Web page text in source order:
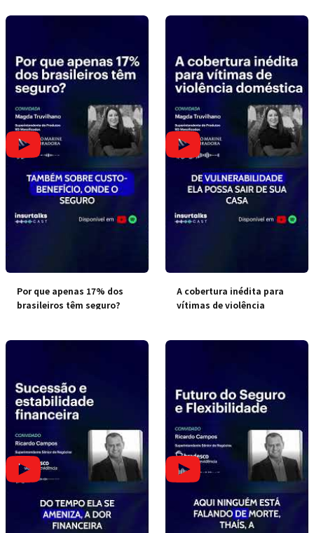
Por que apenas 17% dos
brasileiros têm seguro?
A cobertura inédita para
vítimas de violência